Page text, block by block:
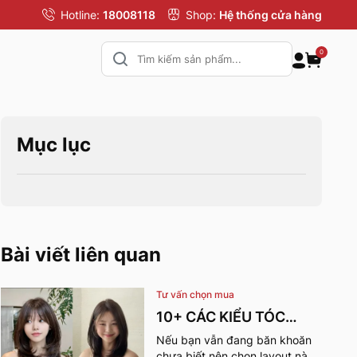
Hotline: 18008118 Shop: Hệ thống cửa hàng
0
Mục lục
Bài viết liên quan
Tư vấn chọn mua
10+ CÁC KIỂU TÓC
MÙA HÈ CHO NỮ CỰC
Nếu bạn vẫn đang băn khoăn